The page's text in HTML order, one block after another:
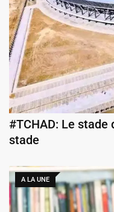
#TCHAD: Le
stade
A LA UNE